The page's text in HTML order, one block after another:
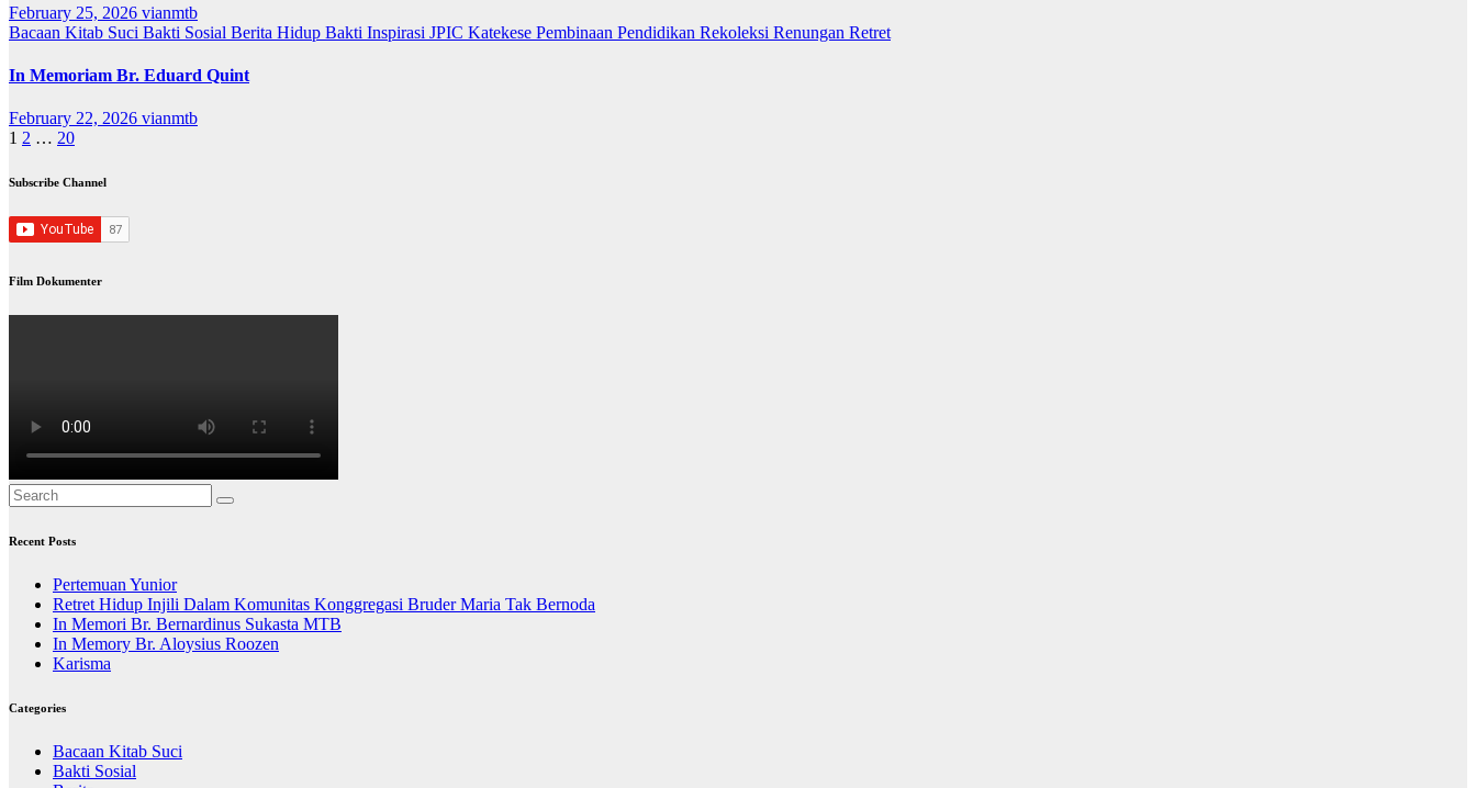
February 25, 2026 vianmtb
Bacaan Kitab Suci Bakti Sosial Berita Hidup Bakti Inspirasi JPIC Katekese Pembinaan Pendidikan Rekoleksi Renungan Retret
In Memoriam Br. Eduard Quint
February 22, 2026 vianmtb
Posts
pagination
1 2 … 20
Subscribe Channel
Film Dokumenter
Recent Posts
Pertemuan Yunior
Retret Hidup Injili Dalam Komunitas Konggregasi Bruder Maria Tak Bernoda
In Memori Br. Bernardinus Sukasta MTB
In Memory Br. Aloysius Roozen
Karisma
Categories
Bacaan Kitab Suci
Bakti Sosial